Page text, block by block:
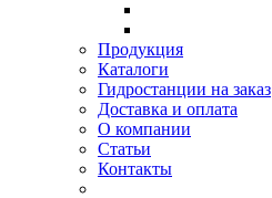
Продукция
Каталоги
Гидростанции на заказ
Доставка и оплата
О компании
Статьи
Контакты